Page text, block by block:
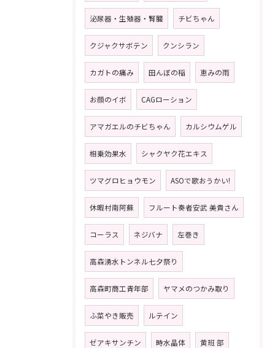
泌尿器・生殖器・腎臓 チビちゃん
クジャクサボテン クンシラン
カガトの痛み 田んぼの稲 恵みの雨
お顔のイボ CAGローション
アマガエルのチビちゃん カルシウムゲル
相乗効果水 シャクヤク花エキス
ツマグロヒョウモン ASOで歌おうかい!
休暇村南阿蘇 フルート奏者安武 美貴さん
コーラス ネジバナ 左巻き
高森湧水トンネル七夕祭り
高森町商工青年部 ヤマメのつかみ取り
ふ菜やき販売 ルテイン
ゼアキサンチン 時水晶体 黄班 部